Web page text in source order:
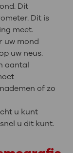
Dit
Dit is
meet.
uw mond
uw neus.
aantal
of zo
u kunt
u dit kunt.